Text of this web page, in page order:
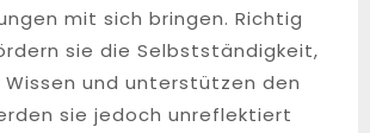
mit sich bringen. Richtig
sie die Selbstständigkeit,
und unterstützen den
sie jedoch unreflektiert